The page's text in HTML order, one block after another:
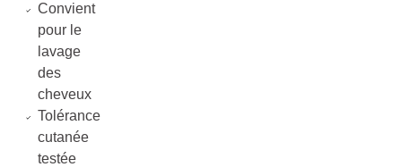
Convient
pour le
lavage
des
cheveux
Tolérance
cutanée
testée